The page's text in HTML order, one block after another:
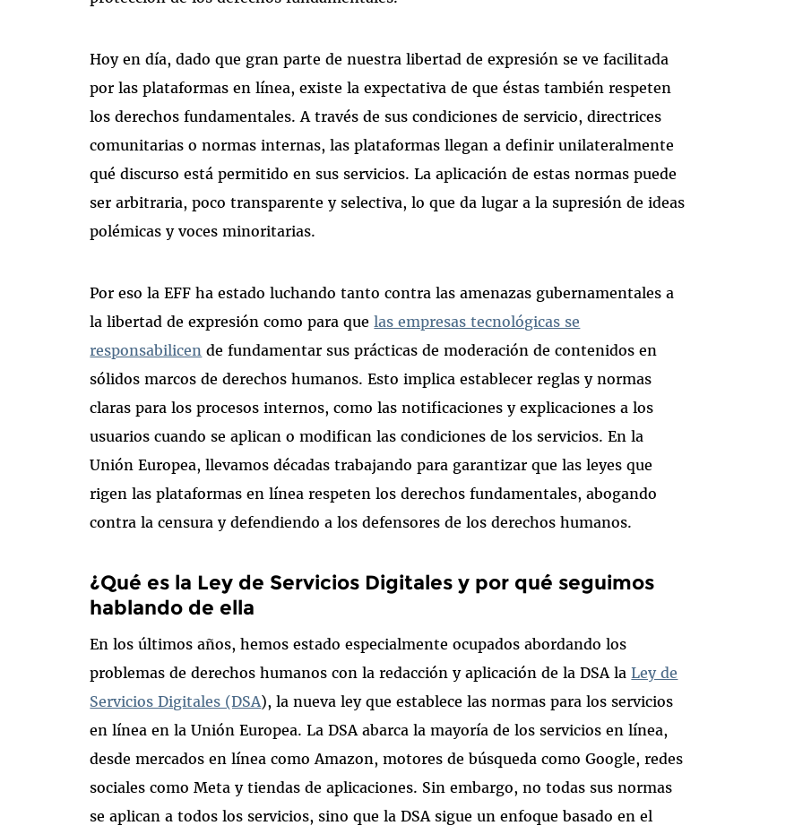
Hoy en día, dado que gran parte de nuestra libertad de expresión se ve facilitada
por las plataformas en línea, existe la expectativa de que éstas también respeten
los derechos fundamentales. A través de sus condiciones de servicio, directrices
comunitarias o normas internas, las plataformas llegan a definir unilateralmente
qué discurso está permitido en sus servicios. La aplicación de estas normas puede
ser arbitraria, poco transparente y selectiva, lo que da lugar a la supresión de ideas
polémicas y voces minoritarias.
Por eso la EFF ha estado luchando tanto contra las amenazas gubernamentales a
la libertad de expresión como para quelas empresas tecnológicas se
responsabilicen de fundamentar sus prácticas de moderación de contenidos en
sólidos marcos de derechos humanos. Esto implica establecer reglas y normas
claras para los procesos internos, como las notificaciones y explicaciones a los
usuarios cuando se aplican o modifican las condiciones de los servicios. En la
Unión Europea, llevamos décadas trabajando para garantizar que las leyes que
rigen las plataformas en línea respeten los derechos fundamentales, abogando
contra la censura y defendiendo a los defensores de los derechos humanos.
¿Qué es la Ley de Servicios Digitales y por qué seguimos
hablando de ella
En los últimos años, hemos estado especialmente ocupados abordando los
problemas de derechos humanos con la redacción y aplicación de la DSA laLey de
Servicios Digitales (DSA), la nueva ley que establece las normas para los servicios
en línea en la Unión Europea. La DSA abarca la mayoría de los servicios en línea,
desde mercados en línea como Amazon, motores de búsqueda como Google, redes
sociales como Meta y tiendas de aplicaciones. Sin embargo, no todas sus normas
se aplican a todos los servicios, sino que la DSA sigue un enfoque basado en el